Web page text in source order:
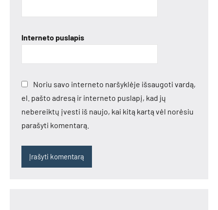
Interneto puslapis
Noriu savo interneto naršyklėje išsaugoti vardą,
el. pašto adresą ir interneto puslapį, kad jų
nebereiktų įvesti iš naujo, kai kitą kartą vėl norėsiu
parašyti komentarą.